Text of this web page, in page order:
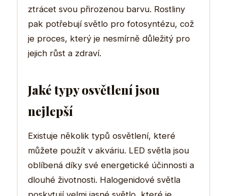
ztrácet svou přirozenou barvu. Rostliny
pak potřebují světlo pro fotosyntézu, což
je proces, který je nesmírně důležitý pro
jejich růst a zdraví.
Jaké typy osvětlení jsou
nejlepší
Existuje několik typů osvětlení, které
můžete použít v akváriu. LED světla jsou
oblíbená díky své energetické účinnosti a
dlouhé životnosti. Halogenidové světla